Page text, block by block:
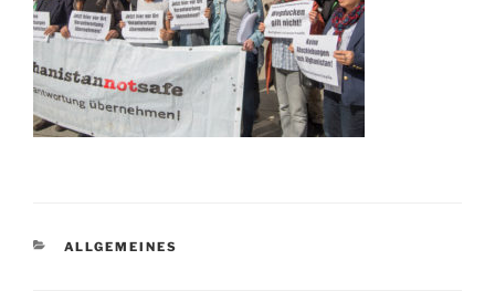
KATEGORIEN
ALLGEMEINES